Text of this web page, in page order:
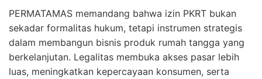
PERMATAMAS memandang bahwa izin PKRT bukan
sekadar formalitas hukum, tetapi instrumen strategis
dalam membangun bisnis produk rumah tangga yang
berkelanjutan. Legalitas membuka akses pasar lebih
luas, meningkatkan kepercayaan konsumen, serta